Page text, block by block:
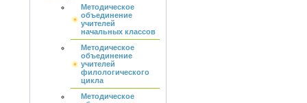
Методическое
объединение
учителей
начальных классов
Методическое
объединение
учителей
филологического
цикла
Методическое